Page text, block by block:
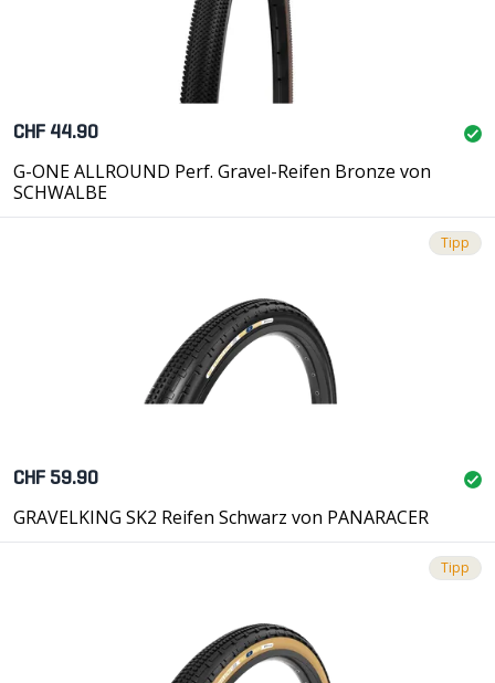
CHF 44.90
G-ONE ALLROUND Perf. Gravel-Reifen Bronze von
SCHWALBE
Tipp
CHF 59.90
GRAVELKING SK2 Reifen Schwarz von PANARACER
Tipp